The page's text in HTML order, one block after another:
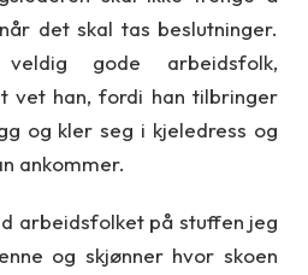
det skal tas beslutninger.
gode arbeidsfolk,
vet han, fordi han tilbringer
og kler seg i kjeledress og
ankommer.
arbeidsfolket på stuffen jeg
og skjønner hvor skoen